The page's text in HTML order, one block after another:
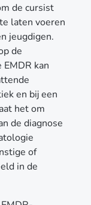
de cursist
laten voeren
jeugdigen.
de
kan
en bij een
het om
de diagnose
of
in de